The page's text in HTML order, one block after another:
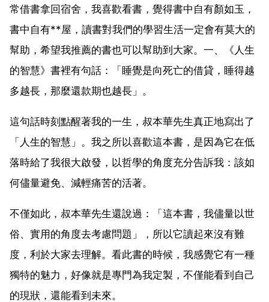
常借書拿回宿舍，我喜歡看書，覺得書中自有顏如玉，
書中自有**屋，讀書對我們的學習生活一定會有莫大的
幫助，希望我推薦的書也可以幫助到大家。一、《人生
的智慧》書裡有句話：「睡覺是向死亡的借貸，睡得越
多越長，那麼還款期也越長」。
這句話時刻點醒著我的一生，叔本華先生真正地寫出了
「人生的智慧」。我之所以喜歡這本書，是因為它在低
落時給了我很大啟發，以哲學的角度充分告訴我：該如
何儘量避免、減輕痛苦的活著。
不僅如此，叔本華先生還說過：「這本書，我儘量以世
俗、實用的角度去考慮問題」，所以它讀起來沒有難
度，利於大家去理解。看此書的時候，我感覺它有一種
獨特的魅力，好像就是專門為我定製，不僅能看到自己
的現狀，還能看到未來。